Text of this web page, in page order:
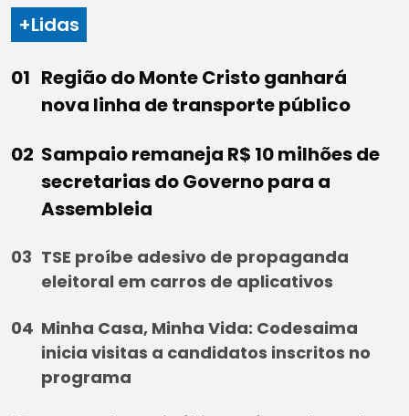
+Lidas
Região do Monte Cristo ganhará
nova linha de transporte público
Sampaio remaneja R$ 10 milhões de
secretarias do Governo para a
Assembleia
TSE proíbe adesivo de propaganda
eleitoral em carros de aplicativos
Minha Casa, Minha Vida: Codesaima
inicia visitas a candidatos inscritos no
programa